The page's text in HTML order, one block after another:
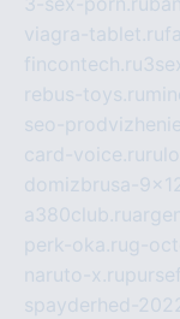
viagra-tablet.ru
fincontech.ru
rebus-toys.ru
seo-
card-voice.ru
domizbrusa-
a380club.ru
perk-oka.rug-
naruto-x.ru
spayderhed-